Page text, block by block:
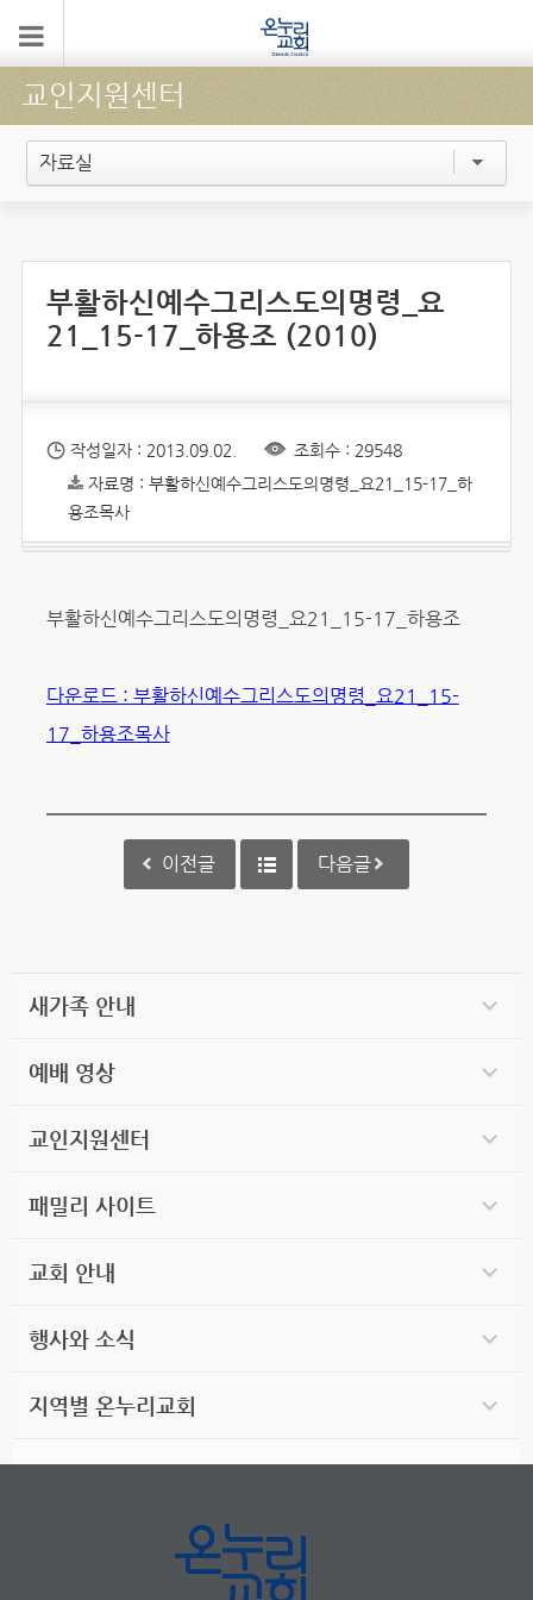
교인지원센터
자료실
부활하신예수그리스도의명령_요
21_15-17_하용조 (2010)
작성일자 : 2013.09.02.
조회수 : 29548
자료명 : 부활하신예수그리스도의명령_요21_15-17_하
용조목사
부활하신예수그리스도의명령_요21_15-17_하용조
다운로드 : 부활하신예수그리스도의명령_요21_15-
17_하용조목사
이전글 다음글
새가족 안내
예배 영상
교인지원센터
패밀리 사이트
교회 안내
행사와 소식
지역별 온누리교회